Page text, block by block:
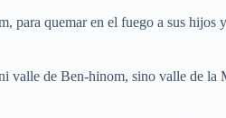
para quemar en el fuego a sus hijos
valle de Ben-hinom, sino valle de la